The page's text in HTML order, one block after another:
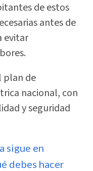
de estos
antes de
evitar
plan de
nacional, con
y seguridad
sigue en
debes hacer